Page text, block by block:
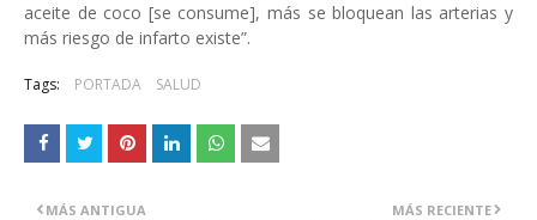
aceite de coco [se consume], más se bloquean las arterias y
más riesgo de infarto existe”.
Tags: PORTADA SALUD
MÁS RECIENTE
MÁS ANTIGUA